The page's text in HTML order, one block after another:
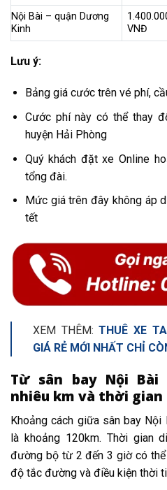
Nội Bài – quận Dương
Kinh
VNĐ
Lưu ý:
Bảng giá cước trên vé phí,
Cước phí này có thể thay
huyện Hải Phòng
Quý khách đặt xe Online
tổng đài.
Mức giá trên đây không áp
tết
XEM THÊM:THUÊ XE
GIÁ RẺ MỚI NHẤT CHỈ
Từ sân bay Nội Bài
nhiêu km và thời gian
Khoảng cách giữa sân bay Nội
là khoảng 120km. Thời gian
đường bộ từ 2 đến 3 giờ có
độ tắc đường và điều kiện thời